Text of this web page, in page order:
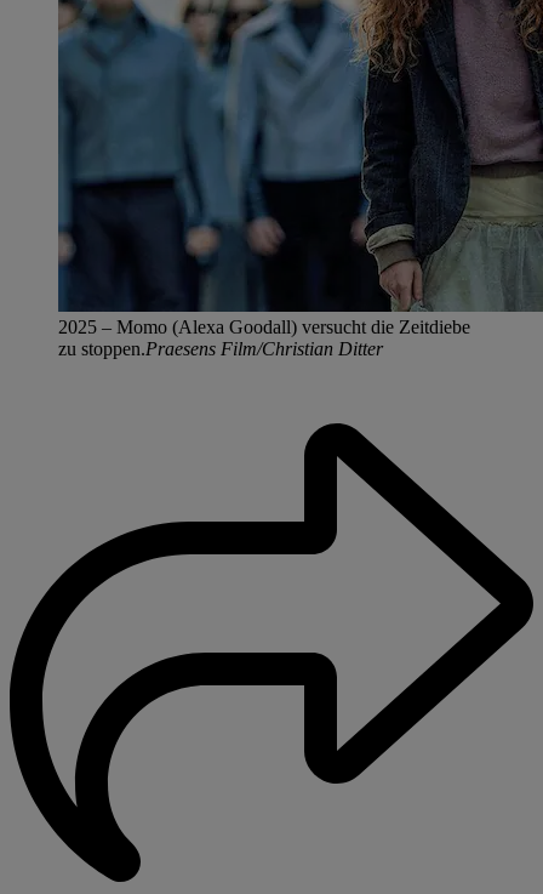
2025 – Momo (Alexa Goodall) versucht die Zeitdiebe
zu stoppen.Praesens Film/Christian Ditter